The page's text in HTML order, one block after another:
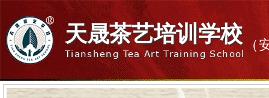
天晟茶艺培训学校
Tiansheng Tea Art Training School
（